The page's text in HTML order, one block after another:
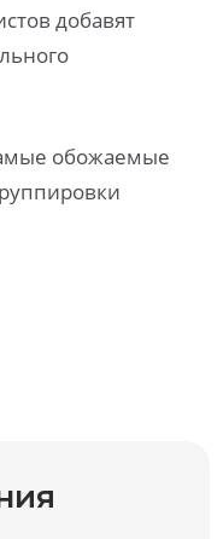
добавят
обожаемые